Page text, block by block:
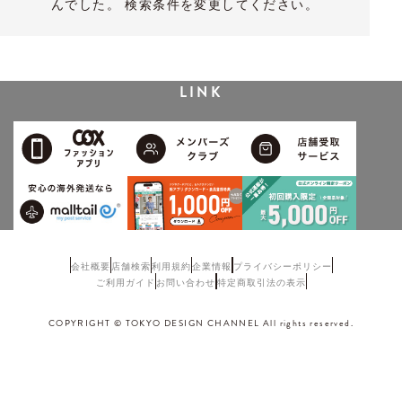
んでした。 検索条件を変更してください。
LINK
会社概要 店舗検索利用規約企業情報 プライバシーポリシー
ご利用ガイド お問い合わせ 特定商取引法の表示
COPYRIGHT © TOKYO DESIGN CHANNEL All rights reserved.